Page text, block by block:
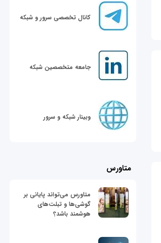
کانال تخصصی سرور و شبکه
جامعه متخصصین شبکه
وبینار شبکه و سرور
متاورس
متاورس می‌تواند پایانی بر
گوشی‌ها و تبلت‌های
هوشمند باشد؟